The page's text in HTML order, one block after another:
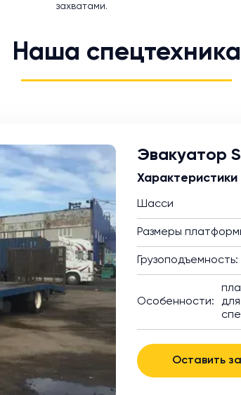
захватами.
Наша спецтехника
Эвакуатор
Характеристики
Шасси
Размеры
Грузоподъемность:
Особенности:
для